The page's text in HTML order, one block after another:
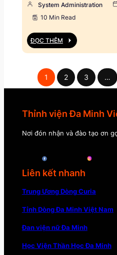
System Administration
10 Min Read
ĐỌC THÊM
1 2 3 …
Thỉnh viện Đa Minh
Nơi đón nhận và đào tạo ơn
Liên kết nhanh
Trung Ương Dòng Curia
Tỉnh Dòng Đa Minh Việt Nam
Đan viện nữ Đa Minh
Học Viện Thần Học Đa Minh